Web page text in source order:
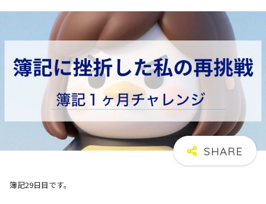
簿記29日目です。